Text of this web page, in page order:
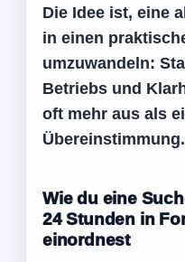
Die Idee ist, eine
in einen
umzuwandeln:
Betriebs und
oft mehr aus als
Übereinstimmung.
Wie du eine
24 Stunden in
einordnest